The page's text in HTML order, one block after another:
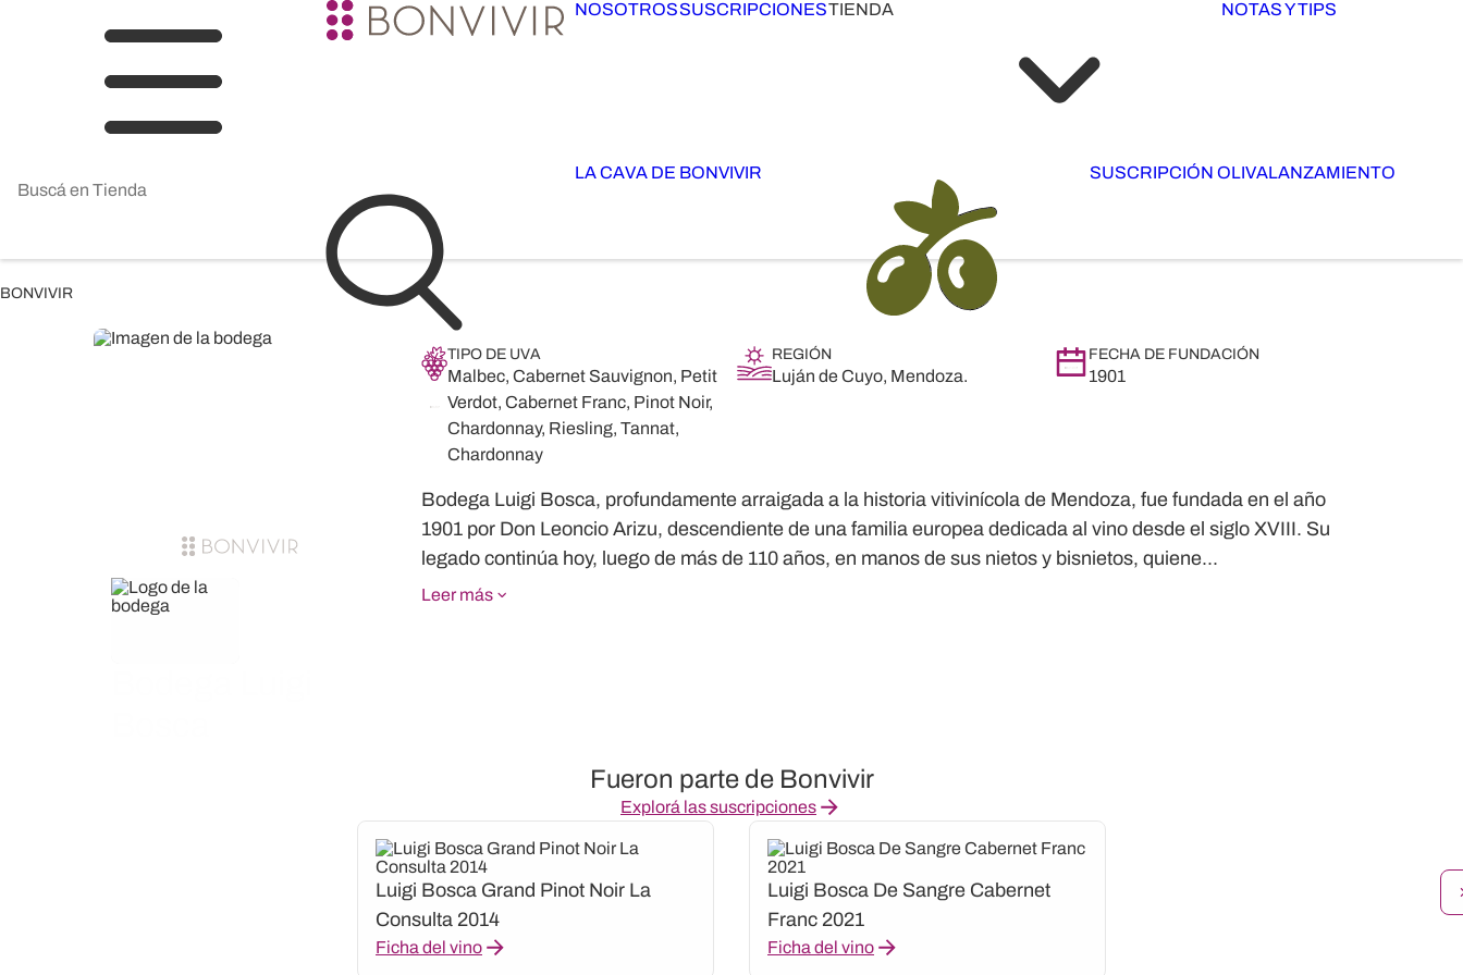
NOSOTROSSUSCRIPCIONESTIENDA NOTAS Y TIPS
LA CAVA DE BONVIVIR SUSCRIPCIÓN OLIVALANZAMIENTO
BONVIVIR
TIPO DE UVA
Malbec, Cabernet Sauvignon, Petit
Verdot, Cabernet Franc, Pinot Noir,
Chardonnay, Riesling, Tannat,
Chardonnay
REGIÓN
Luján de Cuyo, Mendoza.
FECHA DE FUNDACIÓN
1901
Bodega Luigi Bosca, profundamente arraigada a la historia vitivinícola de Mendoza, fue fundada en el año
1901 por Don Leoncio Arizu, descendiente de una familia europea dedicada al vino desde el siglo XVIII. Su
legado continúa hoy, luego de más de 110 años, en manos de sus nietos y bisnietos, quiene...
Leer más
Fueron parte de Bonvivir
Explorá las suscripciones
Luigi Bosca Grand Pinot Noir La
Consulta 2014
Ficha del vino
Luigi Bosca De Sangre Cabernet
Franc 2021
Ficha del vino